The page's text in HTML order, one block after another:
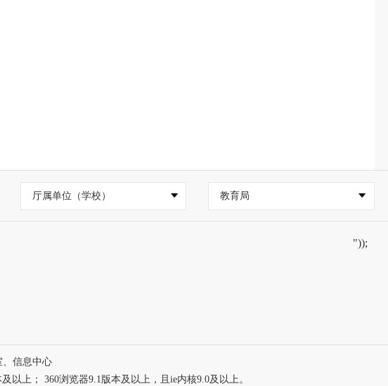
厅属单位（学校） 教育局
"));
信息中心
上； 360浏览器9.1版本及以上，且ie内核9.0及以上。